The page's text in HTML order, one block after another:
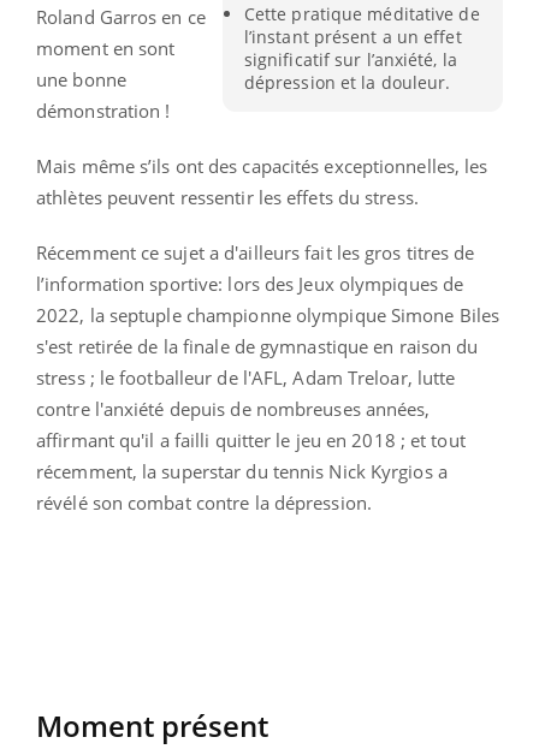
Cette pratique méditative de
l’instant présent a un effet
significatif sur l’anxiété, la
dépression et la douleur.
Roland Garros en ce
moment en sont
une bonne
démonstration !
Mais même s’ils ont des capacités exceptionnelles, les
athlètes peuvent ressentir les effets du stress.
Récemment ce sujet a d'ailleurs fait les gros titres de
l’information sportive: lors des Jeux olympiques de
2022, la septuple championne olympique Simone Biles
s'est retirée de la finale de gymnastique en raison du
stress ; le footballeur de l'AFL, Adam Treloar, lutte
contre l'anxiété depuis de nombreuses années,
affirmant qu'il a failli quitter le jeu en 2018 ; et tout
récemment, la superstar du tennis Nick Kyrgios a
révélé son combat contre la dépression.
Moment présent